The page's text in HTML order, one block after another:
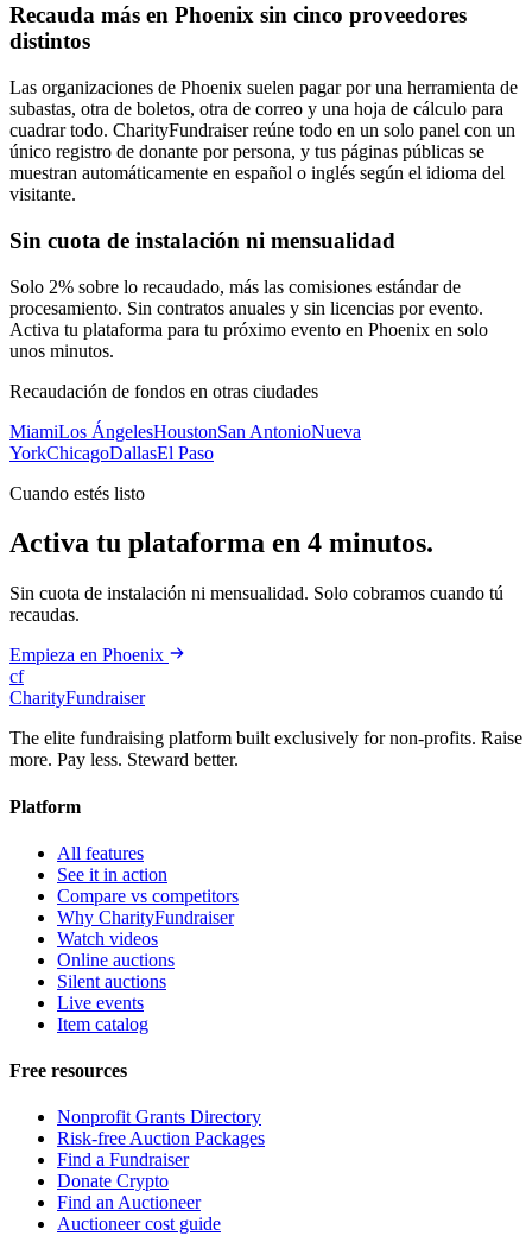
Recauda más en Phoenix sin cinco proveedores
distintos
Las organizaciones de Phoenix suelen pagar por una herramienta de
subastas, otra de boletos, otra de correo y una hoja de cálculo para
cuadrar todo. CharityFundraiser reúne todo en un solo panel con un
único registro de donante por persona, y tus páginas públicas se
muestran automáticamente en español o inglés según el idioma del
visitante.
Sin cuota de instalación ni mensualidad
Solo 2% sobre lo recaudado, más las comisiones estándar de
procesamiento. Sin contratos anuales y sin licencias por evento.
Activa tu plataforma para tu próximo evento en Phoenix en solo
unos minutos.
Recaudación de fondos en otras ciudades
MiamiLos ÁngelesHoustonSan AntonioNueva
YorkChicagoDallasEl Paso
Cuando estés listo
Activa tu plataforma en 4 minutos.
Sin cuota de instalación ni mensualidad. Solo cobramos cuando tú
recaudas.
Empieza en Phoenix
cf
CharityFundraiser
The elite fundraising platform built exclusively for non-profits. Raise
more. Pay less. Steward better.
Platform
All features
See it in action
Compare vs competitors
Why CharityFundraiser
Watch videos
Online auctions
Silent auctions
Live events
Item catalog
Free resources
Nonprofit Grants Directory
Risk-free Auction Packages
Find a Fundraiser
Donate Crypto
Find an Auctioneer
Auctioneer cost guide